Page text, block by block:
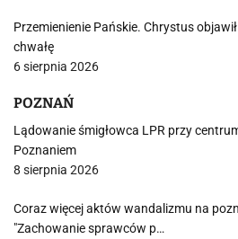
Przemienienie Pańskie. Chrystus
chwałę
6 sierpnia 2026
POZNAŃ
Lądowanie śmigłowca LPR przy
Poznaniem
8 sierpnia 2026
Coraz więcej aktów wandalizmu na
"Zachowanie sprawców p…